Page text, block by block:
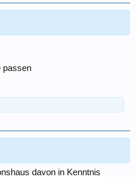
passen
davon in Kenntnis